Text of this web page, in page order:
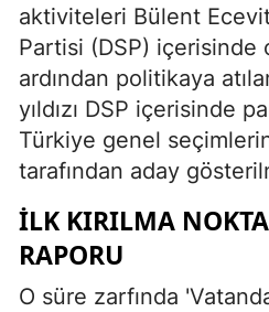
aktiviteleri Bülent
Partisi (DSP) içerisinde
ardından politikaya
yıldızı DSP içerisinde
Türkiye genel
tarafından aday
İLK KIRILMA
RAPORU
O süre zarfında